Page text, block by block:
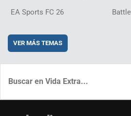
EA Sports FC 26
VER MÁS TEMAS